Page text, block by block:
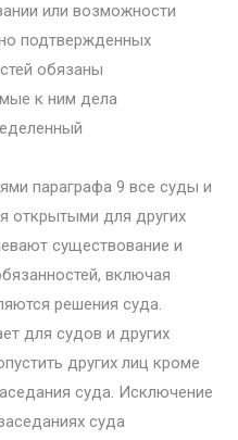
или возможности
подтвержденных
обязаны
к ним дела
параграфа 9 все суды и
открытыми для других
существование и
включая
решения суда.
для судов и других
других лиц кроме
суда. Исключение
суда